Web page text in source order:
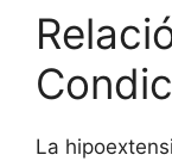
La